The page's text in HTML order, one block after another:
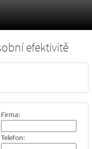
efektivitě
Firma:
Telefon: